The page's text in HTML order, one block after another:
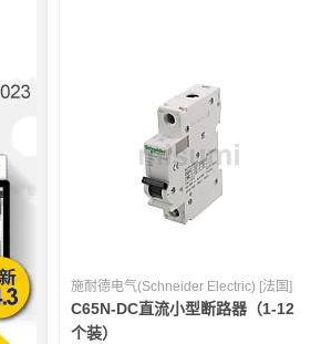
施耐德电气(Schneider Electric) [法国]
C65N-DC直流小型断路器（1-12
个装）